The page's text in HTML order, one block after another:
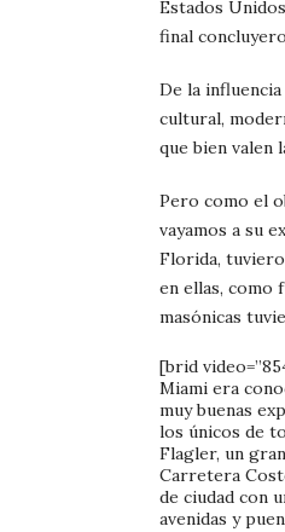
Estados
final
De la
cultural,
que bien valen
Pero como el
vayamos a su
Florida,
en ellas, como
masónicas
[brid
Miami era
muy buenas
los únicos de
Flagler, un
Carretera
de ciudad con
avenidas y